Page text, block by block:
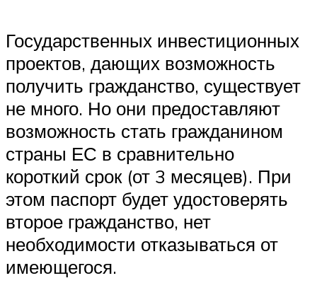
Государственных инвестиционных
проектов, дающих возможность
получить гражданство, существует
не много. Но они предоставляют
возможность стать гражданином
страны ЕС в сравнительно
короткий срок (от 3 месяцев). При
этом паспорт будет удостоверять
второе гражданство, нет
необходимости отказываться от
имеющегося.